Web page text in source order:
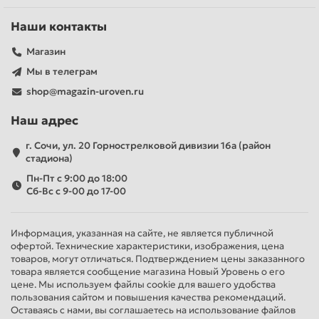
доставкойпо Сочи и регионам России. Появились вопросы
Наши контакты
Магазин
Мы в телеграм
shop@magazin-uroven.ru
Наш адрес
г. Сочи, ул. 20 Горнострелковой дивизии 16а (район
стадиона)
Пн-Пт с 9:00 до 18:00
Сб-Вс с 9-00 до 17-00
Информация, указанная на сайте, не является публичной
офертой. Технические характеристики, изображения, цена
товаров, могут отличаться. Подтверждением цены заказанного
товара является сообщение магазина Новый Уровень о его
цене. Мы используем файлы cookie для вашего удобства
пользования сайтом и повышения качества рекомендаций.
Оставаясь с нами, вы соглашаетесь на использование файлов